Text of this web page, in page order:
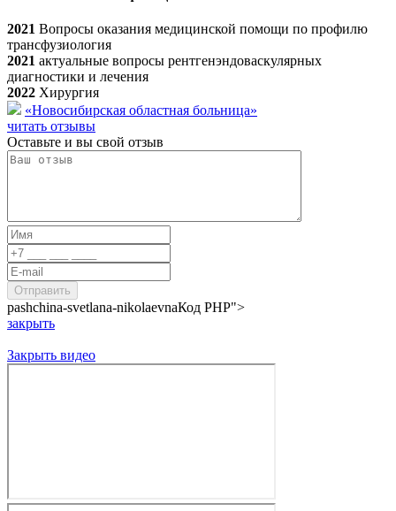
2021 Вопросы оказания медицинской помощи по профилю
трансфузиология
2021 актуальные вопросы рентгенэндоваскулярных
диагностики и лечения
2022 Хирургия
«Новосибирская областная больница»
читать отзывы
Оставьте и вы свой отзыв
pashchina-svetlana-nikolaevnaКод PHP">
закрыть
Закрыть видео